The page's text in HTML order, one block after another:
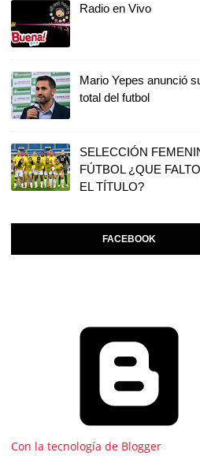
Radio en Vivo
Mario Yepes anunció
total del futbol
SELECCIÓN
FÚTBOL ¿QUE
EL TÍTULO?
FACEBOOK
Con la tecnología de Blogger